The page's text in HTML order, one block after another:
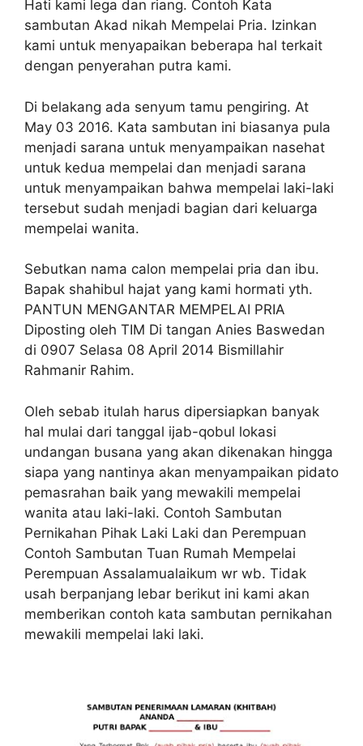
Hati kami lega dan riang. Contoh Kata
sambutan Akad nikah Mempelai Pria. Izinkan
kami untuk menyapaikan beberapa hal terkait
dengan penyerahan putra kami.
Di belakang ada senyum tamu pengiring. At
May 03 2016. Kata sambutan ini biasanya pula
menjadi sarana untuk menyampaikan nasehat
untuk kedua mempelai dan menjadi sarana
untuk menyampaikan bahwa mempelai laki-laki
tersebut sudah menjadi bagian dari keluarga
mempelai wanita.
Sebutkan nama calon mempelai pria dan ibu.
Bapak shahibul hajat yang kami hormati yth.
PANTUN MENGANTAR MEMPELAI PRIA
Diposting oleh TIM Di tangan Anies Baswedan
di 0907 Selasa 08 April 2014 Bismillahir
Rahmanir Rahim.
Oleh sebab itulah harus dipersiapkan banyak
hal mulai dari tanggal ijab-qobul lokasi
undangan busana yang akan dikenakan hingga
siapa yang nantinya akan menyampaikan pidato
pemasrahan baik yang mewakili mempelai
wanita atau laki-laki. Contoh Sambutan
Pernikahan Pihak Laki Laki dan Perempuan
Contoh Sambutan Tuan Rumah Mempelai
Perempuan Assalamualaikum wr wb. Tidak
usah berpanjang lebar berikut ini kami akan
memberikan contoh kata sambutan pernikahan
mewakili mempelai laki laki.